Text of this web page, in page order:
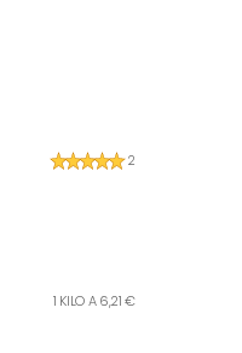
2
1 KILO A 6,21 €